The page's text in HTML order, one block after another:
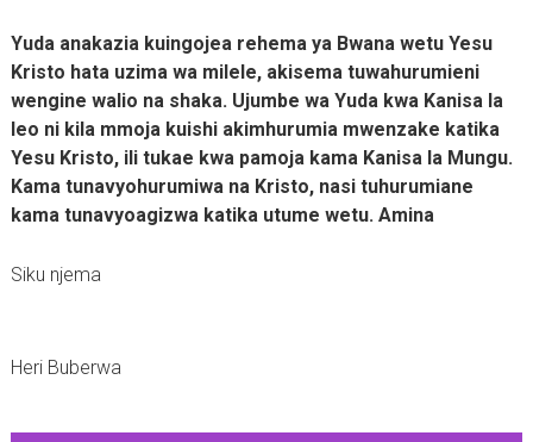
Yuda anakazia kuingojea rehema ya Bwana wetu Yesu
Kristo hata uzima wa milele, akisema tuwahurumieni
wengine walio na shaka. Ujumbe wa Yuda kwa Kanisa la
leo ni kila mmoja kuishi akimhurumia mwenzake katika
Yesu Kristo, ili tukae kwa pamoja kama Kanisa la Mungu.
Kama tunavyohurumiwa na Kristo, nasi tuhurumiane
kama tunavyoagizwa katika utume wetu. Amina
Siku njema
Heri Buberwa